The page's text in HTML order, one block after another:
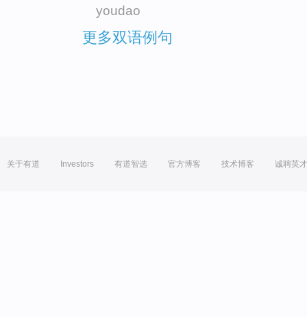
youdao
更多双语例句
关于有道 Investors 有道智选 官方博客 技术博客 诚聘英才